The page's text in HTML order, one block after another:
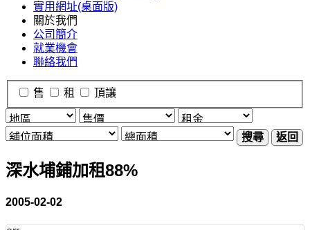
實用網址(桌面版)
關於我們
公司簡介
就業機會
聯絡我們
售 租 頂讓
搜尋 返回
深水埔鋪加租88%
2005-02-02